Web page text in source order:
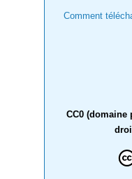
Comment
CC0